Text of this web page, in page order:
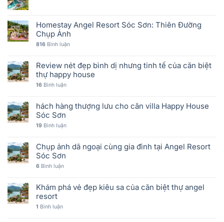
Homestay Angel Resort Sóc Sơn: Thiên Đường
Chụp Ảnh
816 Bình luận
Review nét đẹp bình dị nhưng tinh tế của căn biệt
thự happy house
16 Bình luận
hách hàng thượng lưu cho căn villa Happy House
Sóc Sơn
19 Bình luận
Chụp ảnh dã ngoại cùng gia đình tại Angel Resort
Sóc Sơn
6 Bình luận
Khám phá vẻ đẹp kiêu sa của căn biệt thự angel
resort
1 Bình luận